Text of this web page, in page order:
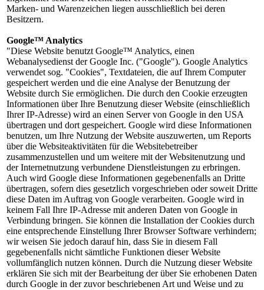
Marken- und Warenzeichen liegen ausschließlich bei deren
Besitzern.
Google™ Analytics
"Diese Website benutzt Google™ Analytics, einen
Webanalysedienst der Google Inc. ("Google"). Google Analytics
verwendet sog. "Cookies", Textdateien, die auf Ihrem Computer
gespeichert werden und die eine Analyse der Benutzung der
Website durch Sie ermöglichen. Die durch den Cookie erzeugten
Informationen über Ihre Benutzung dieser Website (einschließlich
Ihrer IP-Adresse) wird an einen Server von Google in den USA
übertragen und dort gespeichert. Google wird diese Informationen
benutzen, um Ihre Nutzung der Website auszuwerten, um Reports
über die Websiteaktivitäten für die Websitebetreiber
zusammenzustellen und um weitere mit der Websitenutzung und
der Internetnutzung verbundene Dienstleistungen zu erbringen.
Auch wird Google diese Informationen gegebenenfalls an Dritte
übertragen, sofern dies gesetzlich vorgeschrieben oder soweit Dritte
diese Daten im Auftrag von Google verarbeiten. Google wird in
keinem Fall Ihre IP-Adresse mit anderen Daten von Google in
Verbindung bringen. Sie können die Installation der Cookies durch
eine entsprechende Einstellung Ihrer Browser Software verhindern;
wir weisen Sie jedoch darauf hin, dass Sie in diesem Fall
gegebenenfalls nicht sämtliche Funktionen dieser Website
vollumfänglich nutzen können. Durch die Nutzung dieser Website
erklären Sie sich mit der Bearbeitung der über Sie erhobenen Daten
durch Google in der zuvor beschriebenen Art und Weise und zu